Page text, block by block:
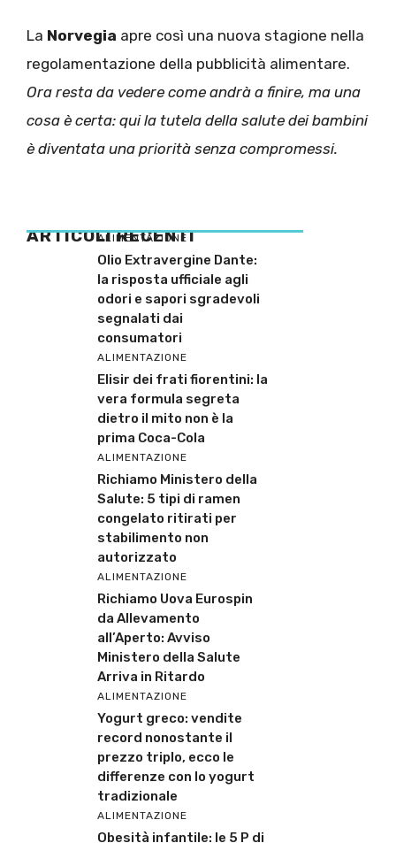
La Norvegia apre così una nuova stagione nella
regolamentazione della pubblicità alimentare.
Ora resta da vedere come andrà a finire, ma una
cosa è certa: qui la tutela della salute dei bambini
è diventata una priorità senza compromessi.
ARTICOLI RECENTI
ALIMENTAZIONE
Olio Extravergine Dante:
la risposta ufficiale agli
odori e sapori sgradevoli
segnalati dai
consumatori
ALIMENTAZIONE
Elisir dei frati fiorentini: la
vera formula segreta
dietro il mito non è la
prima Coca-Cola
ALIMENTAZIONE
Richiamo Ministero della
Salute: 5 tipi di ramen
congelato ritirati per
stabilimento non
autorizzato
ALIMENTAZIONE
Richiamo Uova Eurospin
da Allevamento
all’Aperto: Avviso
Ministero della Salute
Arriva in Ritardo
ALIMENTAZIONE
Yogurt greco: vendite
record nonostante il
prezzo triplo, ecco le
differenze con lo yogurt
tradizionale
ALIMENTAZIONE
Obesità infantile: le 5 P di